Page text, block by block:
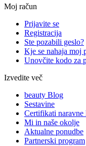
Moj račun
Prijavite se
Registracija
Ste pozabili geslo?
Kje se nahaja moj
Unovčite kodo za
Izvedite več
beauty Blog
Sestavine
Certifikati naravne
Mi in naše okolje
Aktualne ponudbe
Partnerski program